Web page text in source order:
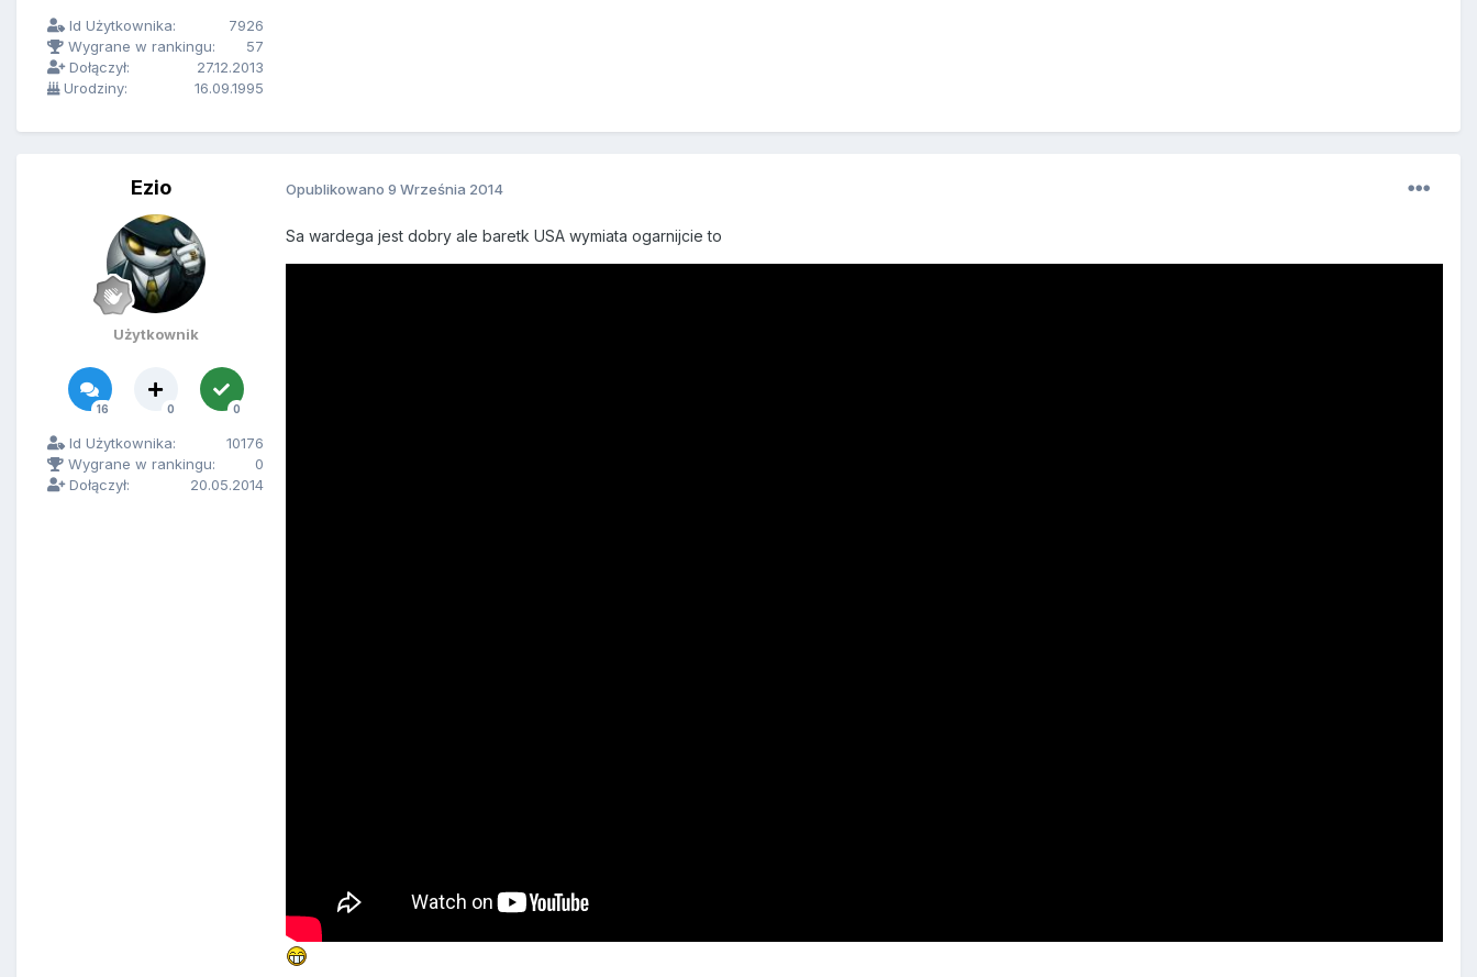
Id Użytkownika:
7926
Wygrane w rankingu:
57
Dołączył:
27.12.2013
Urodziny:
16.09.1995
Ezio
Użytkownik
16 0 0
Id Użytkownika:
10176
Wygrane w rankingu:
0
Dołączył:
20.05.2014
Opublikowano 9 Września 2014
Sa wardega jest dobry ale baretk USA wymiata ogarnijcie to